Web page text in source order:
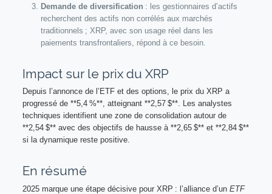
Demande de diversification : les gestionnaires d’actifs
recherchent des actifs non corrélés aux marchés
traditionnels ; XRP, avec son usage réel dans les
paiements transfrontaliers, répond à ce besoin.
Impact sur le prix du XRP
Depuis l’annonce de l’ETF et des options, le prix du XRP a
progressé de **5,4 %**, atteignant **2,57 $**. Les analystes
techniques identifient une zone de consolidation autour de
**2,54 $** avec des objectifs de hausse à **2,65 $** et **2,84 $**
si la dynamique reste positive.
En résumé
2025 marque une étape décisive pour XRP : l’alliance d’un ETF